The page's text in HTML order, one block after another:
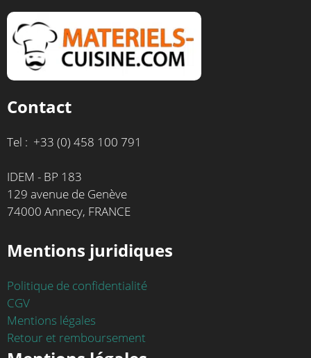
Contact
Tel : +33 (0) 458 100 791
IDEM - BP 183
129 avenue de Genève
74000 Annecy, FRANCE
Mentions juridiques
Politique de confidentialité
CGV
Mentions légales
Retour et remboursement